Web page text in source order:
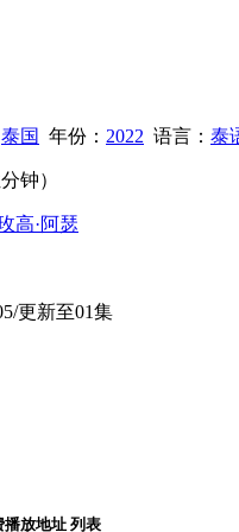
泰国 年份： 2022 语言： 泰
钟）
高·阿瑟
更新至01集
播放地址 列表